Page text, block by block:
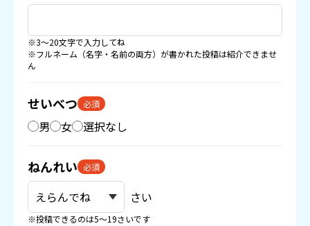
※3〜20文字で入力してね
※フルネーム（名字・名前の両方）が書かれた投稿は紹介できませ
ん
せいべつ 必須
男 女 選択なし
ねんれい 必須
さい
※投稿できるのは5〜19さいです